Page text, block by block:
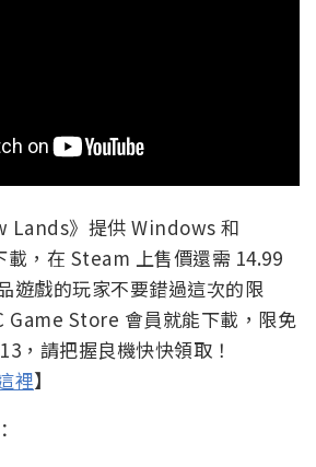
Lands》提供 Windows 和
載，在 Steam 上售價還需 14.99
遊戲的玩家不要錯過這次的限
Game Store 會員就能下載，限免
，請把握良機快快領取！
裡】